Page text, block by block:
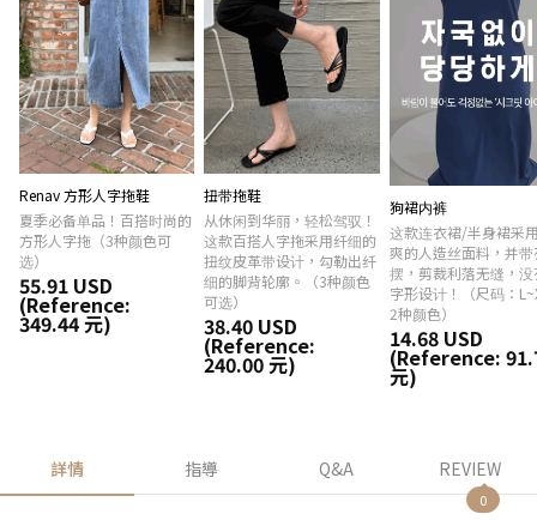
Renav 方形人字拖鞋
夏季必备单品！百搭时尚的
方形人字拖（3种颜色可
选）
55.91 USD
(Reference:
349.44 元)
扭带拖鞋
从休闲到华丽，轻松驾驭！
这款百搭人字拖采用纤细的
扭纹皮革带设计，勾勒出纤
细的脚背轮廓。（3种颜色
可选）
38.40 USD
(Reference:
240.00 元)
狗裙内裤
这款连衣裙/半身裙采
爽的人造丝面料，并带
摆，剪裁利落无缝，没
字形设计！（尺码：
2种颜色）
14.68 USD
(Reference:
元)
詳情 指導 Q&A REVIEW
0